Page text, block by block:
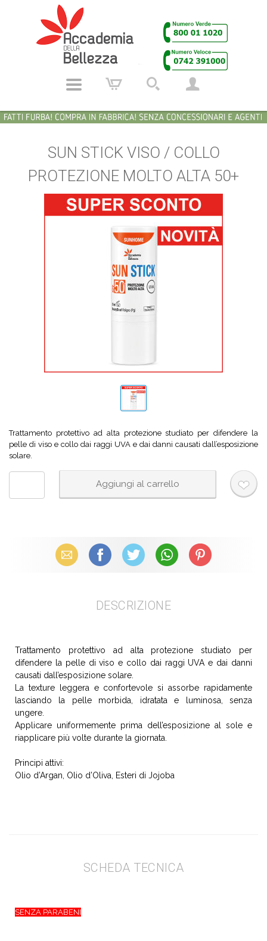
SUN STICK VISO / COLLO
PROTEZIONE MOLTO ALTA 50+
Trattamento protettivo ad alta protezione studiato per difendere la
pelle di viso e collo dai raggi UVA e dai danni causati dall’esposizione
solare.
Email Facebook X (Twitter) WhatsAppPinterest
DESCRIZIONE
Trattamento protettivo ad alta protezione studiato per
difendere la pelle di viso e collo dai raggi UVA e dai danni
causati dall’esposizione solare.
La texture leggera e confortevole si assorbe rapidamente
lasciando la pelle morbida, idratata e luminosa, senza
ungere.
Applicare uniformemente prima dell’esposizione al sole e
riapplicare più volte durante la giornata.
Principi attivi:
Olio d’Argan, Olio d’Oliva, Esteri di Jojoba
SCHEDA TECNICA
SENZA PARABENI